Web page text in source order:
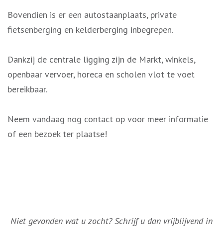
Bovendien is er een autostaanplaats, private
fietsenberging en kelderberging inbegrepen.
Dankzij de centrale ligging zijn de Markt, winkels,
openbaar vervoer, horeca en scholen vlot te voet
bereikbaar.
Neem vandaag nog contact op voor meer informatie
of een bezoek ter plaatse!
Niet gevonden wat u zocht? Schrijf u dan vrijblijvend in